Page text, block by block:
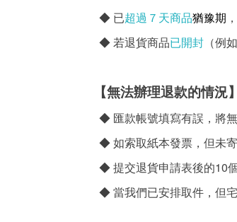
◆ 已超過７天商品猶豫期
◆ 若退貨商品已開封 （例
【無法辦理退款的情況】
◆ 匯款帳號填寫有誤，將
◆ 如索取紙本發票，但未
◆ 提交退貨申請表後的10
◆ 當我們已安排取件，但